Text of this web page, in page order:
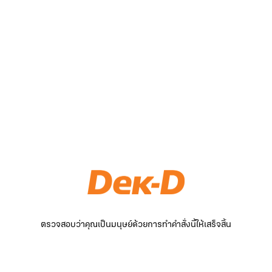
ตรวจสอบว่าคุณเป็นมนุษย์ด้วยการทำคำสั่งนี้ให้เสร็จสิ้น